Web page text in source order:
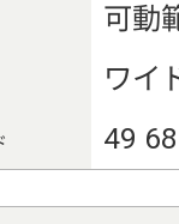
可動
ワイ
49